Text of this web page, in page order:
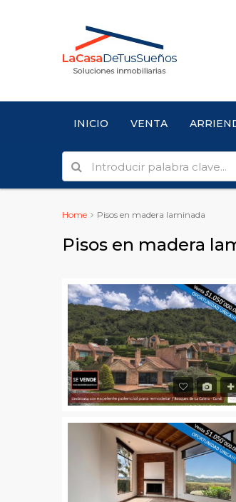
INICIO VENTA
Home Pisos en madera laminada
Pisos en madera